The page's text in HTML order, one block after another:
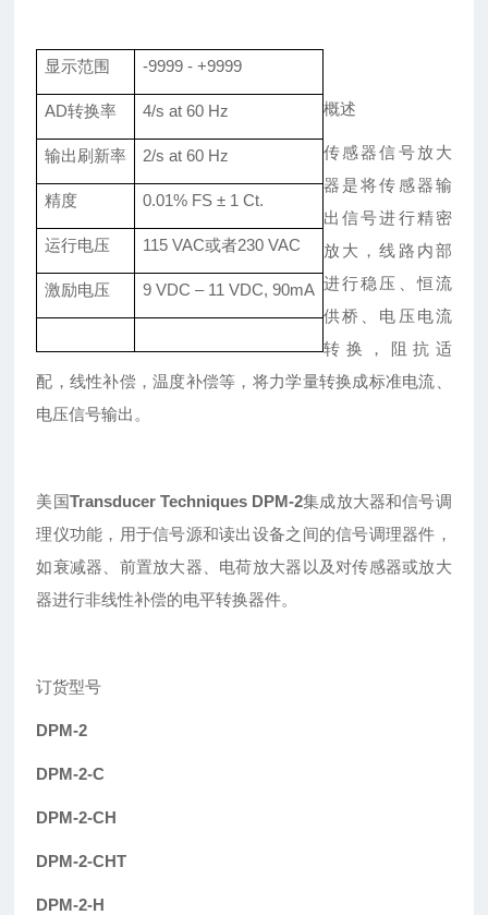
显示范围 -9999 - +9999
AD转换率 4/s at 60 Hz
输出刷新率 2/s at 60 Hz
精度 0.01% FS ± 1 Ct.
运行电压 115 VAC或者230 VAC
激励电压 9 VDC– 11 VDC, 90mA
概述
传感器信号放大
器是将传感器输
出信号进行精密
放大，线路内部
进行稳压、恒流
供桥、电压电流
转换，阻抗适
配，线性补偿，温度补偿等，将力学量转换成标准电流、
电压信号输出。
美国Transducer Techniques DPM-2集成放大器和信号调
理仪功能，用于信号源和读出设备之间的信号调理器件，
如衰减器、前置放大器、电荷放大器以及对传感器或放大
器进行非线性补偿的电平转换器件。
订货型号
DPM-2
DPM-2-C
DPM-2-CH
DPM-2-CHT
DPM-2-H